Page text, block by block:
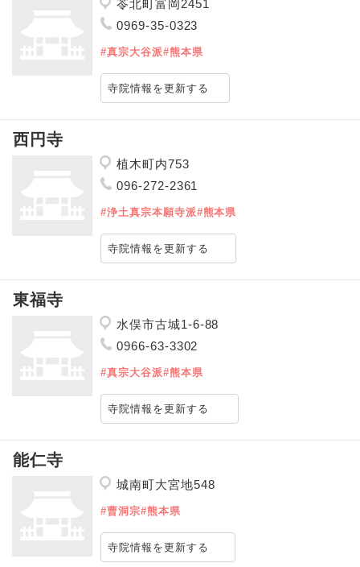
苓北町富岡2451
0969-35-0323
#真宗大谷派#熊本県
寺院情報を更新する
西円寺
植木町内753
096-272-2361
#浄土真宗本願寺派#熊本県
寺院情報を更新する
東福寺
水俣市古城1-6-88
0966-63-3302
#真宗大谷派#熊本県
寺院情報を更新する
能仁寺
城南町大宮地548
#曹洞宗#熊本県
寺院情報を更新する